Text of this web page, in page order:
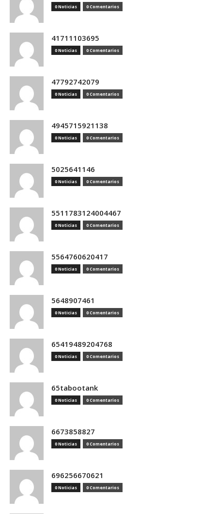
0 Noticias 0 Comentarios
41711103695
0 Noticias 0 Comentarios
47792742079
0 Noticias 0 Comentarios
4945715921138
0 Noticias 0 Comentarios
5025641146
0 Noticias 0 Comentarios
5511783124004467
0 Noticias 0 Comentarios
5564760620417
0 Noticias 0 Comentarios
5648907461
0 Noticias 0 Comentarios
65419489204768
0 Noticias 0 Comentarios
65tabootank
0 Noticias 0 Comentarios
6673858827
0 Noticias 0 Comentarios
696256670621
0 Noticias 0 Comentarios